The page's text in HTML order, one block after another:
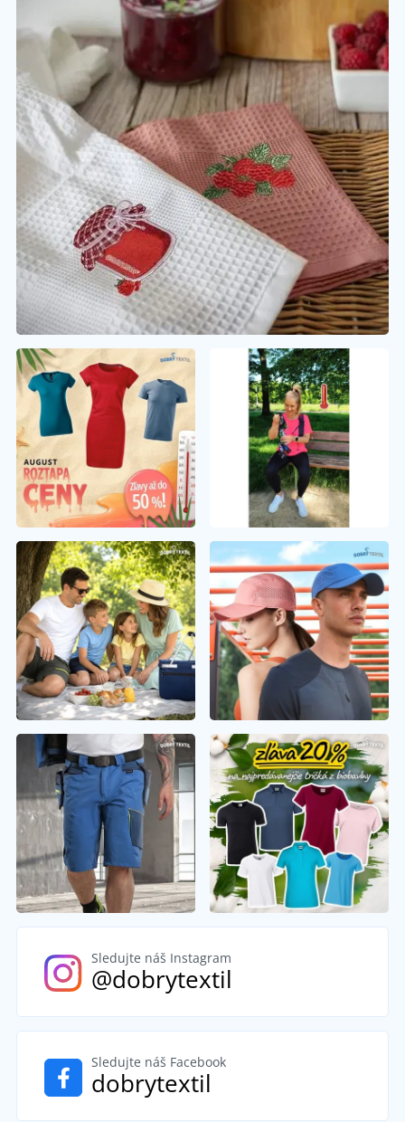
Sledujte náš Instagram
@dobrytextil
Sledujte náš Facebook
dobrytextil